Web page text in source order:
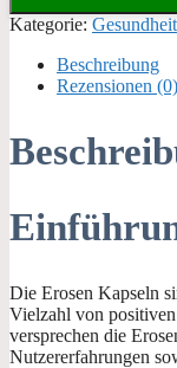
Kategorie: Gesundheit
Beschreibung
Rezensionen (0)
Die Erosen Kapseln
Vielzahl von
versprechen die
Nutzererfahrungen